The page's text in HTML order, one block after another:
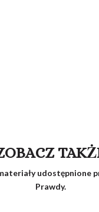
udostępnione
Prawdy.